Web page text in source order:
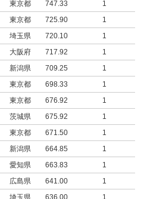
東京都 747.33
1
東京都 725.90
1
埼玉県 720.10
1
大阪府 717.92
1
新潟県 709.25
1
東京都 698.33
1
東京都 676.92
1
茨城県 675.92
1
東京都 671.50
1
新潟県 664.85
1
愛知県 663.83
1
広島県 641.00
1
埼玉県 636.00
1